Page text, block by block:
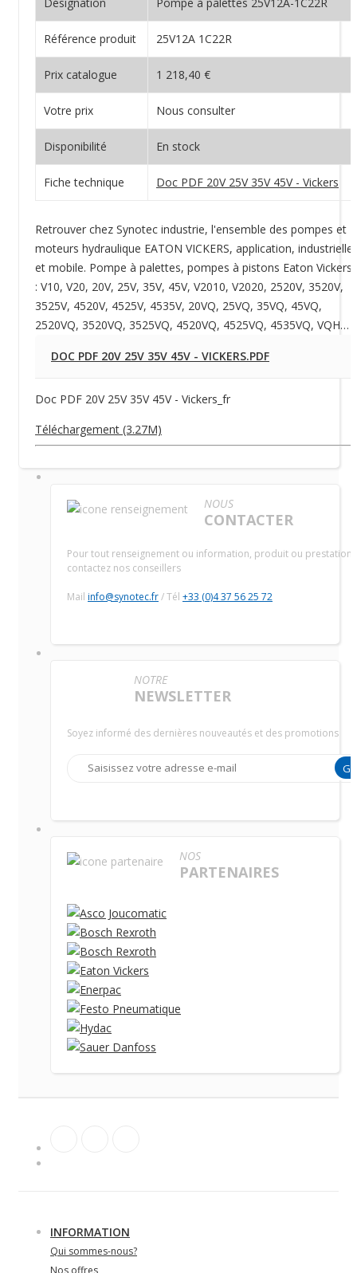
Référence produit 25V12A 1C22R
Prix catalogue 1 218,40 €
Votre prix Nous consulter
Disponibilité En stock
Fiche technique Doc PDF 20V 25V 35V 45V - Vickers
Retrouver chez Synotec industrie, l'ensemble des pompes et
moteurs hydraulique EATON VICKERS, application, industrielle
et mobile. Pompe à palettes, pompes à pistons Eaton Vickers
: V10, V20, 20V, 25V, 35V, 45V, V2010, V2020, 2520V, 3520V,
3525V, 4520V, 4525V, 4535V, 20VQ, 25VQ, 35VQ, 45VQ,
2520VQ, 3520VQ, 3525VQ, 4520VQ, 4525VQ, 4535VQ, VQH…
DOC PDF 20V 25V 35V 45V - VICKERS.PDF
Doc PDF 20V 25V 35V 45V - Vickers_fr
Téléchargement (3.27M)
NOUS
CONTACTER
Pour tout renseignement ou information, produit ou prestation,
contactez nos conseillers
Mail info@synotec.fr/ Tél +33 (0)4 37 56 25 72
NOTRE
NEWSLETTER
Soyez informé des dernières nouveautés et des promotions
NOS
PARTENAIRES
INFORMATION
Qui sommes-nous?
Nos offres